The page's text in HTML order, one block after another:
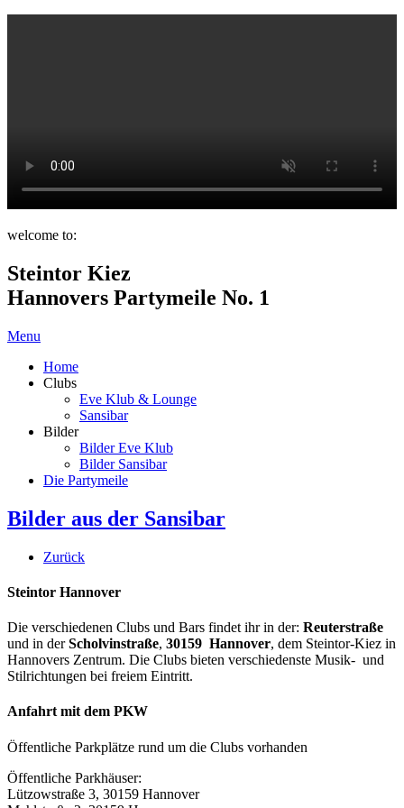
welcome to:
Steintor Kiez
Hannovers Partymeile No. 1
Menu
Home
Clubs
Eve Klub & Lounge
Sansibar
Bilder
Bilder Eve Klub
Bilder Sansibar
Die Partymeile
Bilder aus der Sansibar
Zurück
Steintor Hannover
Die verschiedenen Clubs und Bars findet ihr in der: Reuterstraße
und in derScholvinstraße, 30159 Hannover, dem Steintor-Kiez in
Hannovers Zentrum. Die Clubs bieten verschiedenste Musik- und
Stilrichtungen bei freiem Eintritt.
Anfahrt mit dem PKW
Öffentliche Parkplätze rund um die Clubs vorhanden
Öffentliche Parkhäuser:
Lützowstraße 3, 30159 Hannover